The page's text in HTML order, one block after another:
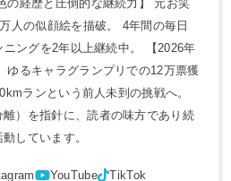
の経歴と圧倒的な継続力】 元お笑
人の似顔絵を描破。 4年間の毎日
ングを2年以上継続中。 【2026年
ゆるキャラグランプリでの12万票獲
ランという前人未到の挑戦へ。
）を指針に、読者の味方であり続
しています。